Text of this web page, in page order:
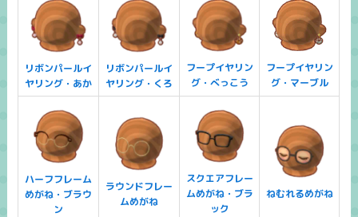
リボンパールイ
ヤリング・あか
リボンパールイ
ヤリング・くろ
フープイヤリン
グ・べっこう
フープイヤリン
グ・マーブル
ハーフフレーム
めがね・ブラウ
ン
ラウンドフレー
ムめがね
スクエアフレー
ムめがね・ブラ
ック
ねむれるめがね